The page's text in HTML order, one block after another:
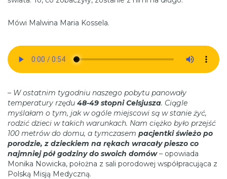
Mówi Malwina Maria Kossela.
– W ostatnim tygodniu naszego pobytu panowały
temperatury rzędu 48-49 stopni Celsjusza. Ciągle
myślałam o tym, jak w ogóle miejscowi są w stanie żyć,
rodzić dzieci w takich warunkach. Nam ciężko było przejść
100 metrów do domu, a tymczasem pacjentki świeżo po
porodzie, z dzieckiem na rękach wracały pieszo co
najmniej pół godziny do swoich domów– opowiada
Monika Nowicka, położna z sali porodowej współpracująca z
Polską Misją Medyczną.